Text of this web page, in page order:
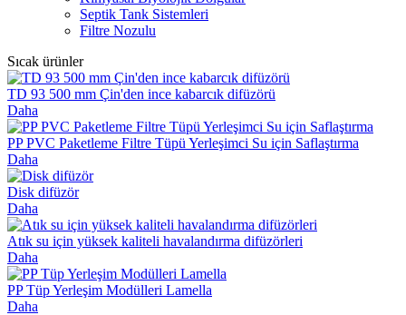
Septik Tank Sistemleri
Filtre Nozulu
Sıcak ürünler
TD 93 500 mm Çin'den ince kabarcık difüzörü
Daha
PP PVC Paketleme Filtre Tüpü Yerleşimci Su için Saflaştırma
Daha
Disk difüzör
Daha
Atık su için yüksek kaliteli havalandırma difüzörleri
Daha
PP Tüp Yerleşim Modülleri Lamella
Daha